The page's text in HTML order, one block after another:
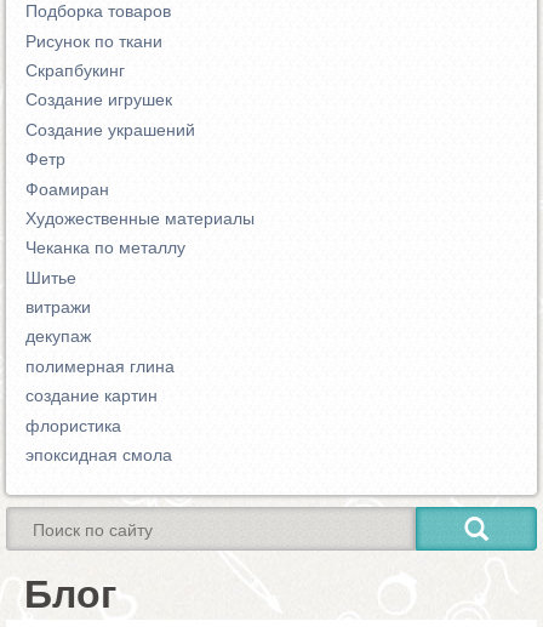
Подборка товаров
Рисунок по ткани
Скрапбукинг
Создание игрушек
Создание украшений
Фетр
Фоамиран
Художественные материалы
Чеканка по металлу
Шитье
витражи
декупаж
полимерная глина
создание картин
флористика
эпоксидная смола
Блог